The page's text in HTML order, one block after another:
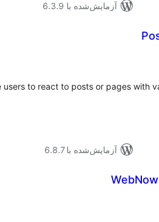
آزمایش‌شده با 6.3.9
users to react to posts or pages with
آزمایش‌شده با 6.8.7